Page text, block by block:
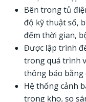
Bên trong tủ
độ kỹ thuật số,
đếm thời gian,
Được lập trình
trong quá trình
thông báo bằng
Hệ thống cảnh
trong kho, so